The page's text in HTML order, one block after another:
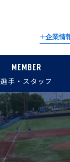
企業情
MEMBER
選手・スタッフ